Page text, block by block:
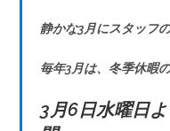
静かな3月にスタッフ
毎年3月は、冬季休暇
3月6日水曜日